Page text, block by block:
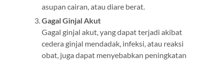
asupan cairan, atau diare berat.
Gagal Ginjal Akut
Gagal ginjal akut, yang dapat terjadi akibat
cedera ginjal mendadak, infeksi, atau reaksi
obat, juga dapat menyebabkan peningkatan